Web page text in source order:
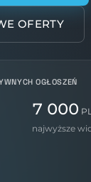
OFERTY
OGŁOSZEŃ
7 000
najwyższe